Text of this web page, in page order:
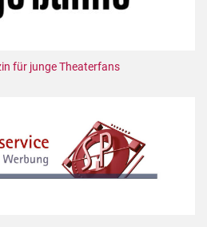
für junge Theaterfans